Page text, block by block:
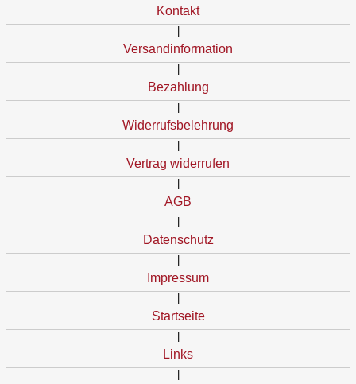
Kontakt
Versandinformation
Bezahlung
Widerrufsbelehrung
Vertrag widerrufen
AGB
Datenschutz
Impressum
Startseite
Links